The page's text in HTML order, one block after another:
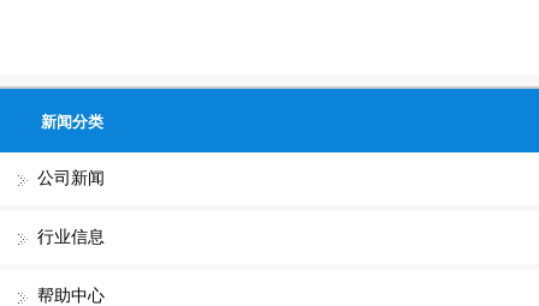
新闻分类
公司新闻
行业信息
帮助中心